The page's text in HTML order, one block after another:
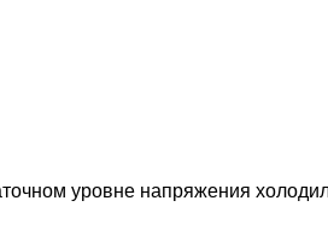
уровне напряжения